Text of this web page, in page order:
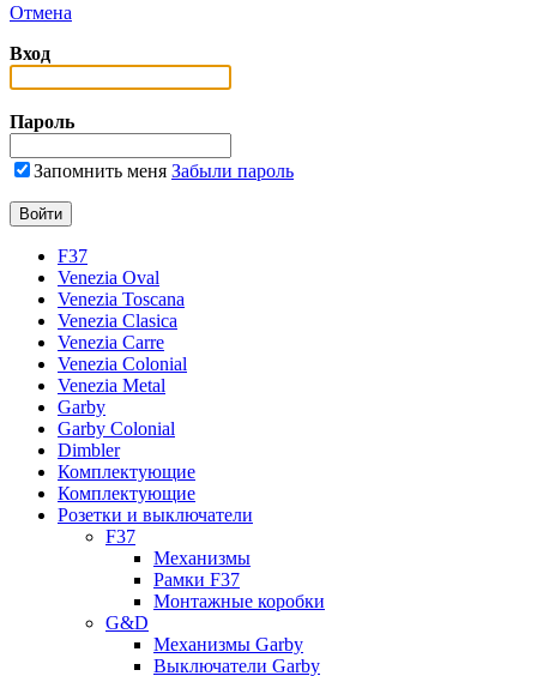
Отмена
Вход
Пароль
Запомнить меня Забыли пароль
F37
Venezia Oval
Venezia Toscana
Venezia Clasica
Venezia Carre
Venezia Colonial
Venezia Metal
Garby
Garby Colonial
Dimbler
Комплектующие
Комплектующие
Розетки и выключатели
F37
Механизмы
Рамки F37
Монтажные коробки
G&D
Механизмы Garby
Выключатели Garby